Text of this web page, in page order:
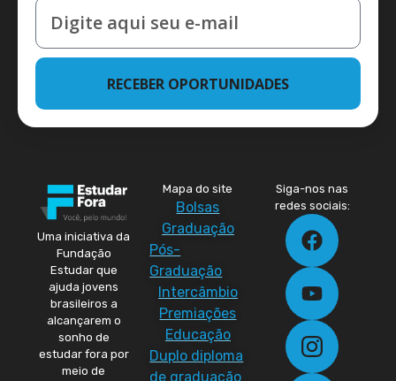
RECEBER OPORTUNIDADES
Uma iniciativa da
Fundação
Estudar que
ajuda jovens
brasileiros a
alcançarem o
sonho de
estudar fora por
meio de
Mapa do site
Bolsas
Graduação
Pós-
Graduação
Intercâmbio
Premiações
Educação
Duplo diploma
de graduação
Siga-nos nas
redes sociais: